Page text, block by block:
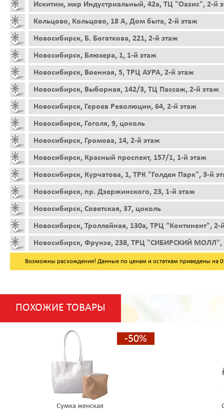
Искитим, мкр Индустриальный, 42а, ТЦ "Оазис", 2-й
Кольцово, Кольцово, 18 А, Дом быта, 2-й этаж
Новосибирск, Б. Богаткова, 221, 2-й этаж
Новосибирск, Блюхера, 1, 1-й этаж
Новосибирск, Военная, 5, ТРЦ АУРА, 2-й этаж
Новосибирск, Выборная, 142/3, ТЦ Пассаж, 2-й этаж
Новосибирск, Героев Революции, 64, 2-й этаж
Новосибирск, Гоголя, 9, цоколь
Новосибирск, Громова, 14, 2-й этаж
Новосибирск, Красный проспект, 157/1, 1-й этаж
Новосибирск, Курчатова, 1, ТРК "Голден Парк", 3-й
Новосибирск, пр. Дзержинского, 23, 1-й этаж
Новосибирск, Советская, 37, цоколь
Новосибирск, Троллейная, 130а, ТРЦ "Континент", 2-
Новосибирск, Фрунзе, 238, ТРЦ "СИБИРСКИЙ МОЛЛ",
Возможны расхождения! Данные по ценам и остаткам приведены на
ПОХОЖИЕ ТОВАРЫ
-50%
Сумка женская